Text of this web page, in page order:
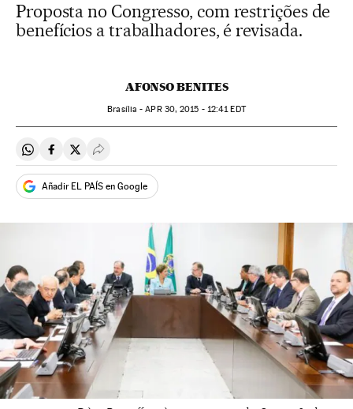
Proposta no Congresso, com restrições de
benefícios a trabalhadores, é revisada.
AFONSO BENITES
Brasília -APR30, 2015 - 12:41EDT
Compartir en Whatsapp
Compartir en Facebook
Compartir en Twitter
Desplegar Redes Sociales
Añadir EL PAÍS en Google